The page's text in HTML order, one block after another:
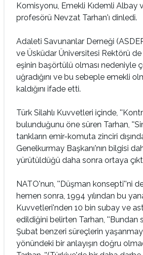
Komisyonu, Emekli Kıdemli Albay
profesörü Nevzat Tarhan'ı dinledi.
Adaleti Savunanlar Derneği
ve Üsküdar Üniversitesi Rektörü de
eşinin başörtülü olması nedeniyle
uğradığını ve bu sebeple emekli
kaldığını ifade etti.
Türk Silahlı Kuvvetleri içinde,
bulunduğunu öne süren Tarhan,
tankların emir-komuta zinciri
Genelkurmay Başkanı'nın bilgisi
yürütüldüğü daha sonra ortaya
NATO'nun, ''Düşman konsepti''ni
hemen sonra, 1994 yılından bu
Kuvvetleri'nden 10 bin subay ve
edildiğini belirten Tarhan, ''Bundan
Şubat benzeri süreçlerin
yönündeki bir anlayışın doğru